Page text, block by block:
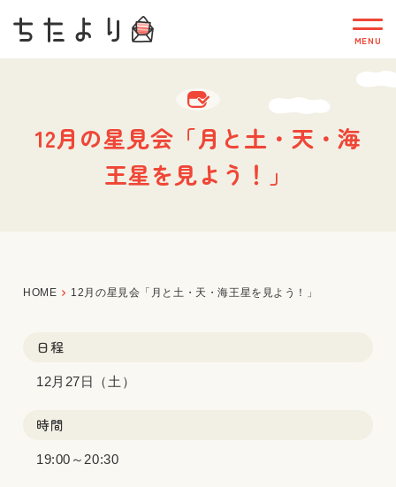
12月の星見会「月と土・天・海
王星を見よう！」
HOME 12月の星見会「月と土・天・海王星を見よう！」
日程
12月27日（土）
時間
19:00～20:30